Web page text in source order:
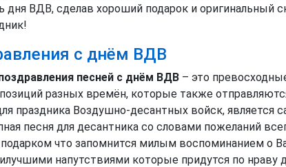
дня ВДВ, сделав хороший подарок и оригинальный
с днём ВДВ
песней с днём ВДВ – это
разных времён, которые также
праздника Воздушно-десантных войск,
песня для десантника со словами пожеланий
что запомнится милым воспоминанием о
напутствиями которые придутся по нраву